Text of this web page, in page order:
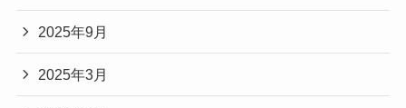
2025年9月
2025年3月